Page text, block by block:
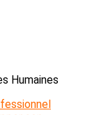
Humaines